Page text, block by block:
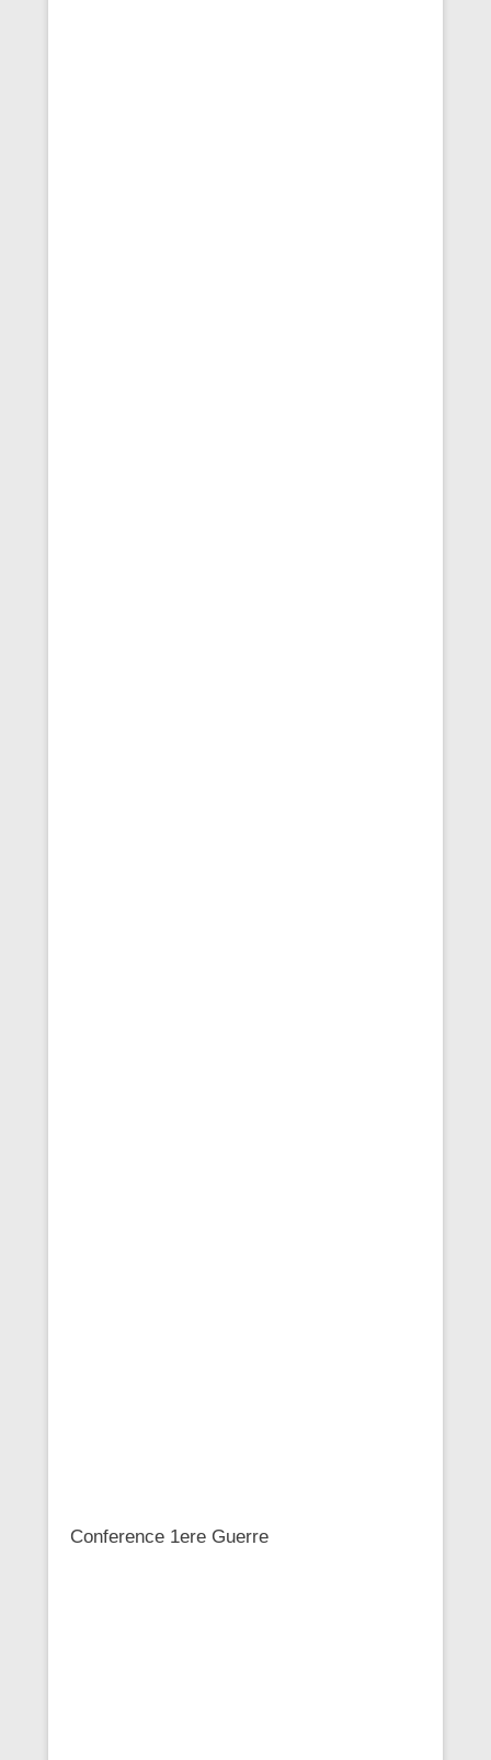
Conference 1ere Guerre